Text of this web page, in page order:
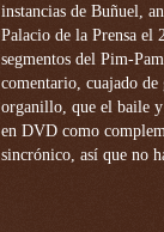
instancias de Buñuel,
Palacio de la Prensa el
segmentos del Pim-
comentario, cuajado
organillo, que el baile y
en DVD como
sincrónico, así que no